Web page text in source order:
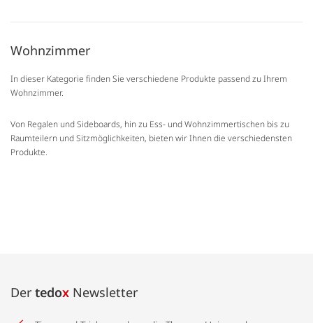
Wohnzimmer
In dieser Kategorie finden Sie verschiedene Produkte passend zu Ihrem
Wohnzimmer.
Von Regalen und Sideboards, hin zu Ess- und Wohnzimmertischen bis zu
Raumteilern und Sitzmöglichkeiten, bieten wir Ihnen die verschiedensten
Produkte.
Der tedox Newsletter